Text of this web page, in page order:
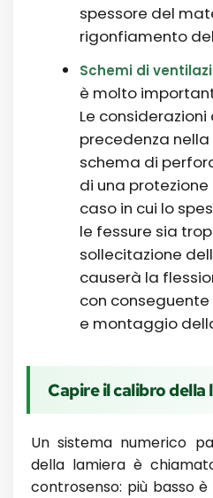
spessore del
rigonfiamento
Schemi di
è molto
Le
precedenza
schema di
di una protezione
caso in cui lo
le fessure sia
sollecitazione
causerà la
con
e montaggio
Capire il calibro
Un sistema numerico
della lamiera è
controsenso: più basso